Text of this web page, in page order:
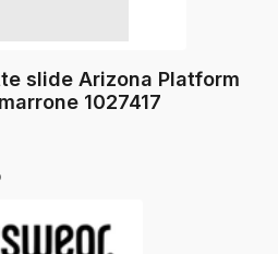
slide Arizona Platform
1027417